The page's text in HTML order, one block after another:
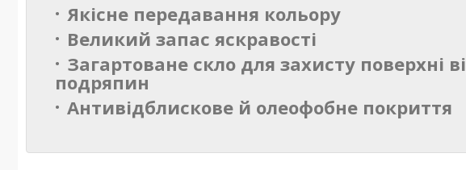
Якісне передавання кольору
Великий запас яскравості
Загартоване скло для захисту поверхні
подряпин
Антивідблискове й олеофобне покриття